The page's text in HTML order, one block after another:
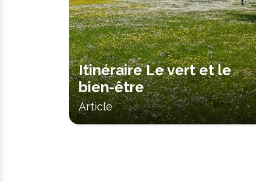
Itinéraire Le vert et le
bien-être
Article